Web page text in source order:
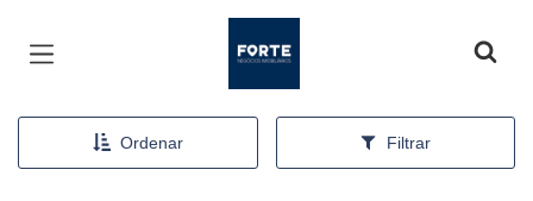
Ordenar Filtrar